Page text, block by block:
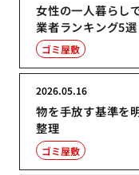
女性の一人暮らし
業者ランキング5
ゴミ屋敷
物を手放す基準を
整理
2026.05.16
ゴミ屋敷